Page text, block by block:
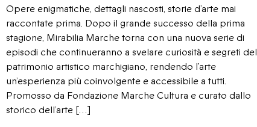
Opere enigmatiche, dettagli nascosti, storie d’arte mai
raccontate prima. Dopo il grande successo della prima
stagione, Mirabilia Marche torna con una nuova serie di
episodi che continueranno a svelare curiosità e segreti del
patrimonio artistico marchigiano, rendendo l’arte
un’esperienza più coinvolgente e accessibile a tutti.
Promosso da Fondazione Marche Cultura e curato dallo
storico dell’arte […]